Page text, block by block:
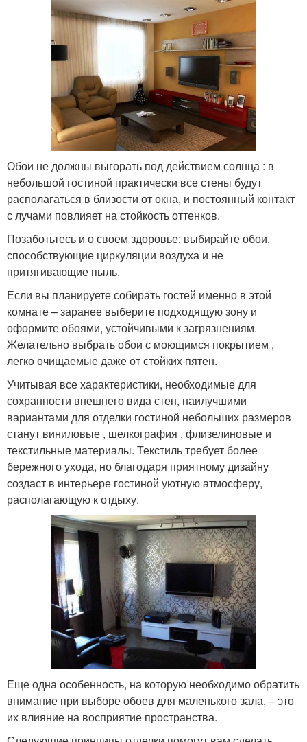
Обои не должны выгорать под действием солнца : в
небольшой гостиной практически все стены будут
располагаться в близости от окна, и постоянный контакт
с лучами повлияет на стойкость оттенков.
Позаботьтесь и о своем здоровье: выбирайте обои,
способствующие циркуляции воздуха и не
притягивающие пыль.
Если вы планируете собирать гостей именно в этой
комнате – заранее выберите подходящую зону и
оформите обоями, устойчивыми к загрязнениям.
Желательно выбрать обои с моющимся покрытием ,
легко очищаемые даже от стойких пятен.
Учитывая все характеристики, необходимые для
сохранности внешнего вида стен, наилучшими
вариантами для отделки гостиной небольших размеров
станут виниловые , шелкография , флизелиновые и
текстильные материалы. Текстиль требует более
бережного ухода, но благодаря приятному дизайну
создаст в интерьере гостиной уютную атмосферу,
располагающую к отдыху.
Еще одна особенность, на которую необходимо обратить
внимание при выборе обоев для маленького зала, – это
их влияние на восприятие пространства.